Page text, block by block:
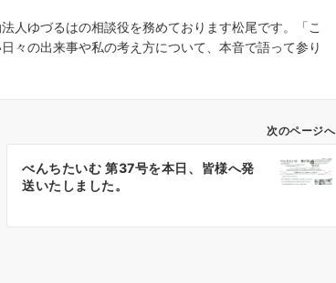
人ゆづるはの相談役を務めております松尾です。「こ
々の出来事や私の考え方について、本音で語って参り
次のページへ
べんちたいむ 第37号を本日、皆様へ発
送いたしました。